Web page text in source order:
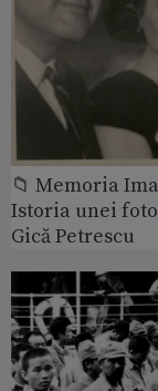
📁 Memoria
Istoria unei
Gică Petrescu